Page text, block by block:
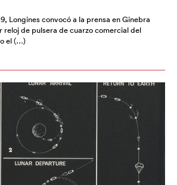
Longines convocó a la prensa en Ginebra
reloj de pulsera de cuarzo comercial del
el (…)